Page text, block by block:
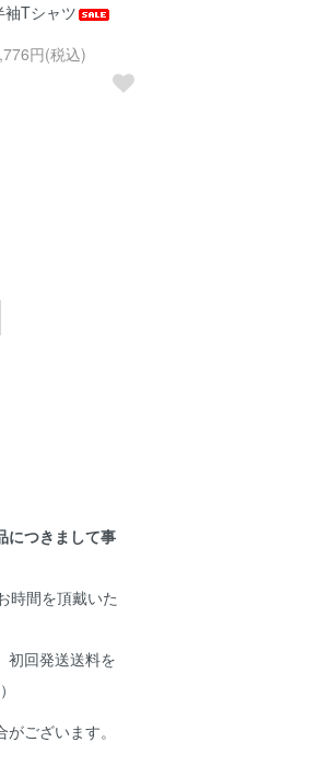
袖Tシャツ
円(税込)
につきまして事
時間を頂戴いた
初回発送送料を
ございます。